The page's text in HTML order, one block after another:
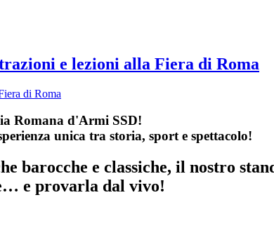
e lezioni alla Fiera di Roma
Romana d'Armi SSD!
unica tra storia, sport e spettacolo!
barocche e classiche, il nostro
e provarla dal vivo!